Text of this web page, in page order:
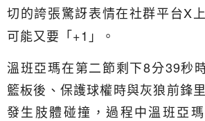
切的誇張驚訝表情在社群平台X
可能又要「+1」。
溫班亞瑪在第二節剩下8分39秒
籃板後、保護球權時與灰狼前鋒
發生肢體碰撞，過程中溫班亞